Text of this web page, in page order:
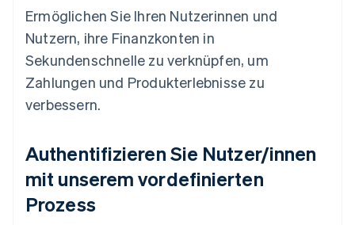
Ermöglichen Sie Ihren Nutzerinnen und
Nutzern, ihre Finanzkonten in
Sekundenschnelle zu verknüpfen, um
Zahlungen und Produkterlebnisse zu
verbessern.
Authentifizieren Sie Nutzer/innen
mit unserem vordefinierten
Prozess